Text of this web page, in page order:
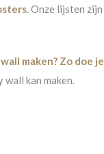
.Onze lijsten zijn
maken? Zo doe je
kan maken.